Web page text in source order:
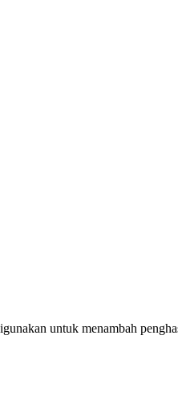
untuk menambah